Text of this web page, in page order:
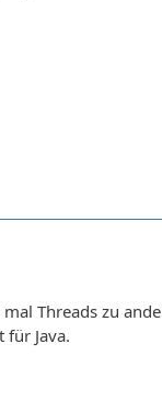
Threads zu
für Java.